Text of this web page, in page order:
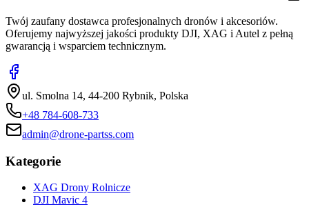
Twój zaufany dostawca profesjonalnych dronów i akcesoriów.
Oferujemy najwyższej jakości produkty DJI, XAG i Autel z pełną
gwarancją i wsparciem technicznym.
ul. Smolna 14, 44-200 Rybnik, Polska
+48 784-608-733
admin@drone-partss.com
Kategorie
XAG Drony Rolnicze
DJI Mavic 4